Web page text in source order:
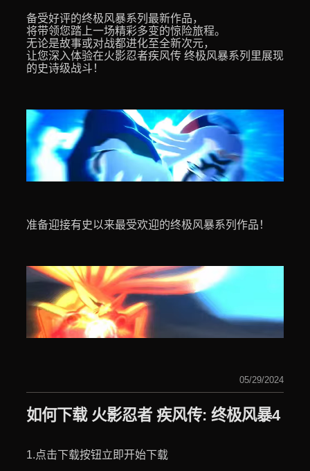
备受好评的终极风暴系列最新作品，
将带领您踏上一场精彩多变的惊险旅程。
无论是故事或对战都进化至全新次元，
让您深入体验在火影忍者疾风传 终极风暴系列里展现
的史诗级战斗！
准备迎接有史以来最受欢迎的终极风暴系列作品！
05/29/2024
如何下载 火影忍者 疾风传: 终极风暴4
1.点击下载按钮立即开始下载